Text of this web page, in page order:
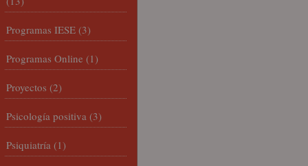
Programas IESE (3)
Programas Online (1)
Proyectos (2)
Psicología positiva (3)
Psiquiatría (1)